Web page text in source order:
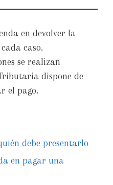
en devolver la
caso.
se realizan
dispone de
el pago.
debe presentarlo
en pagar una